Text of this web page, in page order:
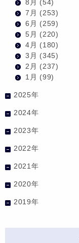
8月 (54)
7月 (253)
6月 (259)
5月 (220)
4月 (180)
3月 (345)
2月 (237)
1月 (99)
2025年
2024年
2023年
2022年
2021年
2020年
2019年